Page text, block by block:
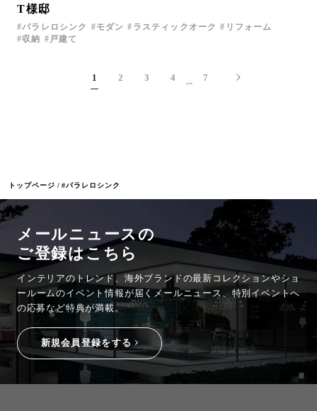
トップページ #パラレロシンク
T様邸
パラレロシンク モダン ラスティックオーク
リフォーム
収納
戸建て
1 2 3 4 ... 7
メールニュースの
ご登録はこちら
インテリアのトレンド、海外ブランドの最新コレクションやショ
ールームのイベント情報が 届くメールニュース、特別イベントへ
の応募など特典が満載。
新規会員登録をする